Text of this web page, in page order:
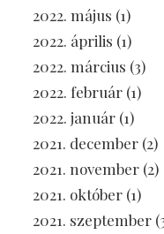
2022. május (1)
2022. április (1)
2022. március (3)
2022. február (1)
2022. január (1)
2021. december (2)
2021. november (2)
2021. október (1)
2021. szeptember